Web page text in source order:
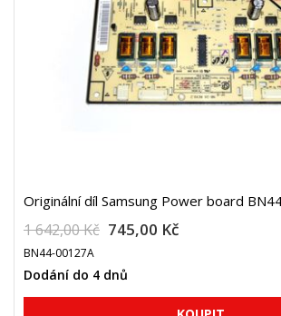
Originální díl Samsung Power board
1 642,00 Kč 745,00 Kč
BN44-00127A
Dodání do 4 dnů